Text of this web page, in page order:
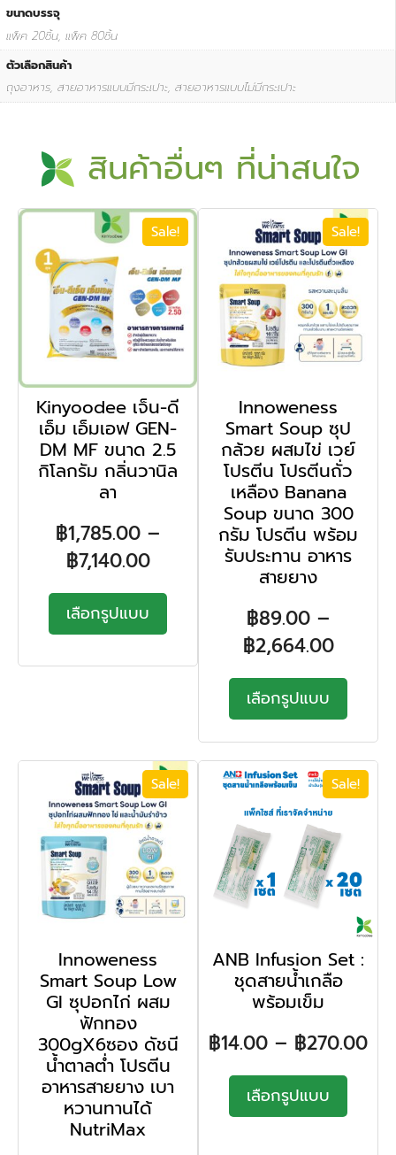
ขนาดบรรจุ
แพ็ค 20ชิ้น, แพ็ค 80ชิ้น
ตัวเลือกสินค้า
ถุงอาหาร, สายอาหารแบบมีกระเปาะ, สายอาหารแบบไม่มีกระเปาะ
สินค้าอื่นๆ ที่น่าสนใจ
Sale!
Kinyoodee เจ็น-ดี
เอ็ม เอ็มเอฟ GEN-
DM MF ขนาด 2.5
กิโลกรัม กลิ่นวานิล
ลา
฿1,785.00 –
฿7,140.00
เลือกรูปแบบ
Sale!
Innoweness
Smart Soup ซุป
กล้วย ผสมไข่ เวย์
โปรตีน โปรตีนถั่ว
เหลือง Banana
Soup ขนาด 300
กรัม โปรตีน พร้อม
รับประทาน อาหาร
สายยาง
฿89.00 –
฿2,664.00
เลือกรูปแบบ
Sale!
Innoweness
Smart Soup Low
GI ซุปอกไก่ ผสม
ฟักทอง
300gX6ซอง ดัชนี
น้ำตาลต่ำ โปรตีน
อาหารสายยาง เบา
หวานทานได้
NutriMax
Sale!
ANB Infusion Set :
ชุดสายน้ำเกลือ
พร้อมเข็ม
฿14.00 – ฿270.00
เลือกรูปแบบ